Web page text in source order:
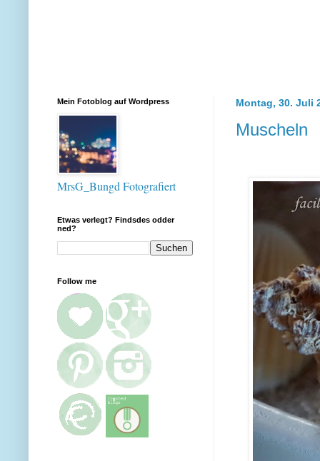
Montag, 30. Juli
Muscheln
Mein Fotoblog auf Wordpress
MrsG_Bungd Fotografiert
Etwas verlegt? Findsdes odder
ned?
Follow me